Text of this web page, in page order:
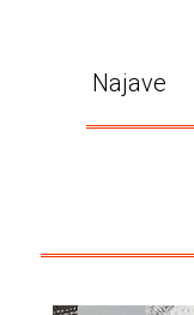
Najave